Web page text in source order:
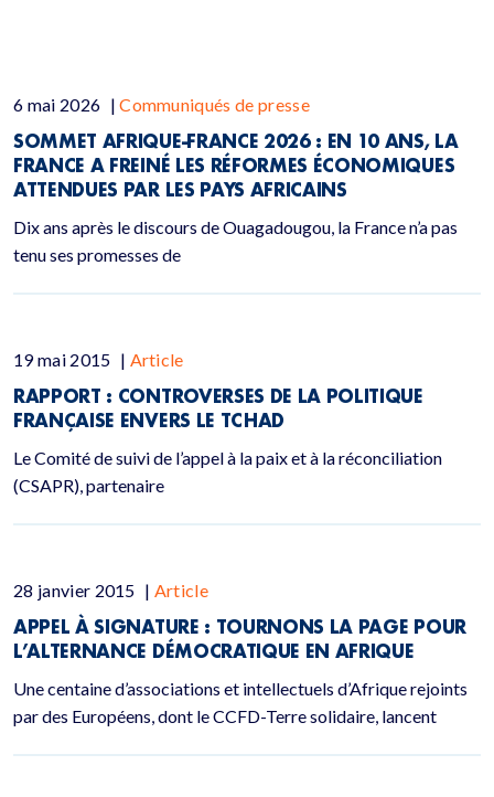
6 mai 2026 | Communiqués de presse
SOMMET AFRIQUE-FRANCE 2026 : EN 10 ANS, LA
FRANCE A FREINÉ LES RÉFORMES ÉCONOMIQUES
ATTENDUES PAR LES PAYS AFRICAINS
Dix ans après le discours de Ouagadougou, la France n’a pas
tenu ses promesses de
19 mai 2015 | Article
RAPPORT : CONTROVERSES DE LA POLITIQUE
FRANÇAISE ENVERS LE TCHAD
Le Comité de suivi de l’appel à la paix et à la réconciliation
(CSAPR), partenaire
28 janvier 2015 | Article
APPEL À SIGNATURE : TOURNONS LA PAGE POUR
L’ALTERNANCE DÉMOCRATIQUE EN AFRIQUE
Une centaine d’associations et intellectuels d’Afrique rejoints
par des Européens, dont le CCFD-Terre solidaire, lancent